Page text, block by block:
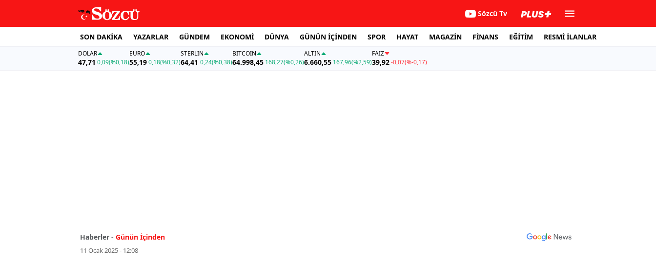
Sözcü Tv
SON DAKİKA YAZARLAR GÜNDEM EKONOMİ DÜNYA GÜNÜN İÇİNDEN SPOR HAYAT MAGAZİN FİNANS EĞİTİM RESMİ İLANLAR
DOLAR
47,71 0,09(%0,18)
EURO
55,19 0,18(%0,32)
STERLIN
64,41 0,24(%0,38)
BITCOIN
64.998,45 168,27(%0,26)
ALTIN
6.660,55 167,96(%2,59)
FAİZ
39,92-0,07(%-0,17)
Haberler - Günün İçinden
11 Ocak 2025 - 12:08